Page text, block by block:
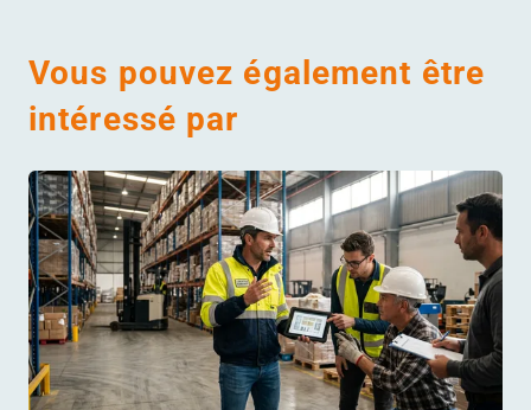
Vous pouvez également être
intéressé par